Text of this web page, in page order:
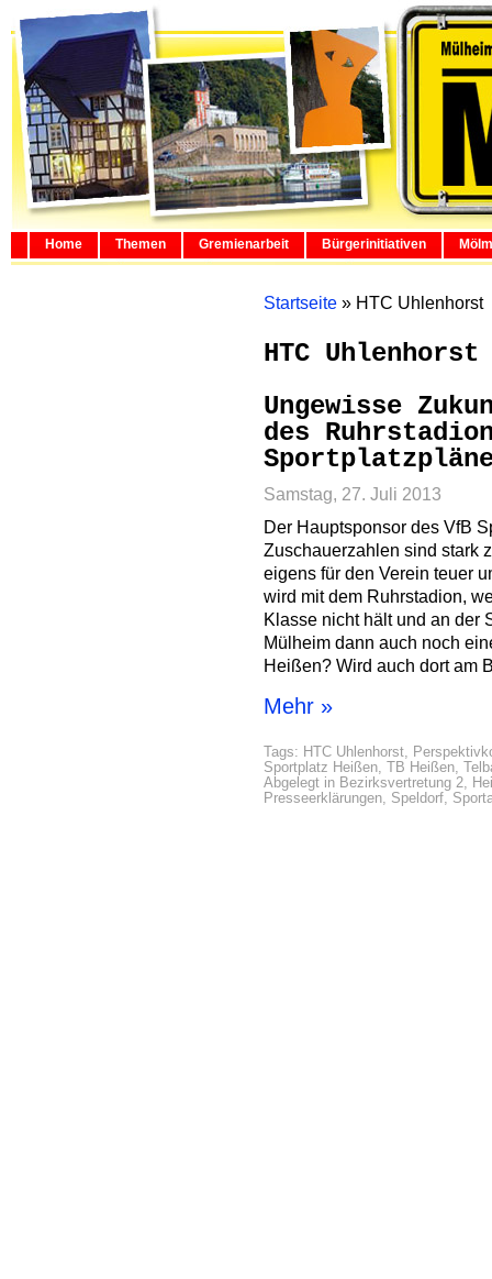
Home Themen Gremienarbeit Bürgerinitiativen
Startseite » HTC Uhlenhorst
HTC Uhlenhorst
Ungewisse
des
Samstag, 27. Juli 2013
Der Hauptsponsor des VfB
Zuschauerzahlen sind stark
eigens für den Verein teuer
wird mit dem Ruhrstadion,
Klasse nicht hält und an der
Mülheim dann auch noch
Heißen? Wird auch dort am
Mehr »
Tags: HTC Uhlenhorst,
Sportplatz Heißen, TB Heißen,
Abgelegt in Bezirksvertretung 2,
Presseerklärungen, Speldorf,